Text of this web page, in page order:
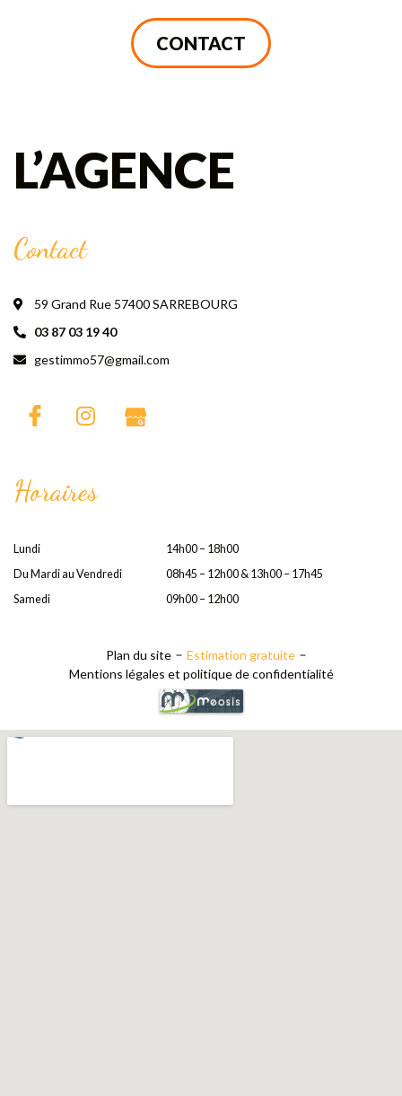
CONTACT
L’AGENCE
Contact
59 Grand Rue 57400 SARREBOURG
03 87 03 19 40
gestimmo57@gmail.com
Horaires
Lundi
14h00 – 18h00
Du Mardi au Vendredi
08h45 – 12h00 & 13h00 – 17h45
Samedi
09h00 – 12h00
Plan du site
Estimation gratuite
Mentions légales et politique de confidentialité